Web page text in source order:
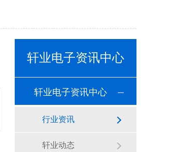
轩业电子资讯中心
轩业电子资讯中心
行业资讯
轩业动态